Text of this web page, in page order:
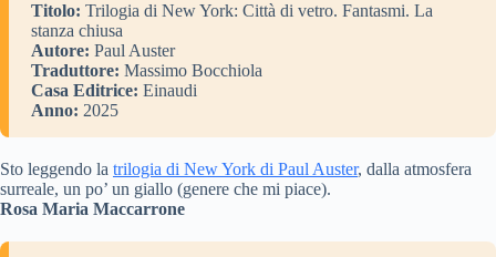
Titolo: Trilogia di New York: Città di vetro. Fantasmi. La
stanza chiusa
Autore: Paul Auster
Traduttore: Massimo Bocchiola
Casa Editrice: Einaudi
Anno: 2025
Sto leggendo la trilogia di New York di Paul Auster, dalla atmosfera
surreale, un po’ un giallo (genere che mi piace).
Rosa Maria Maccarrone